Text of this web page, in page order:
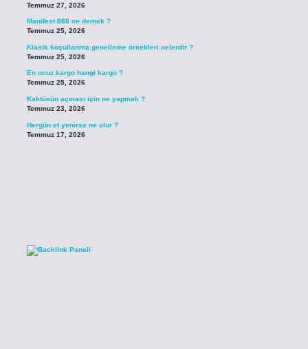
Temmuz 27, 2026
Manifest 888 ne demek ?
Temmuz 25, 2026
Klasik koşullanma genelleme örnekleri nelerdir ?
Temmuz 25, 2026
En ucuz kargo hangi kargo ?
Temmuz 25, 2026
Kaktüsün açması için ne yapmalı ?
Temmuz 23, 2026
Hergün et yenirse ne olur ?
Temmuz 17, 2026